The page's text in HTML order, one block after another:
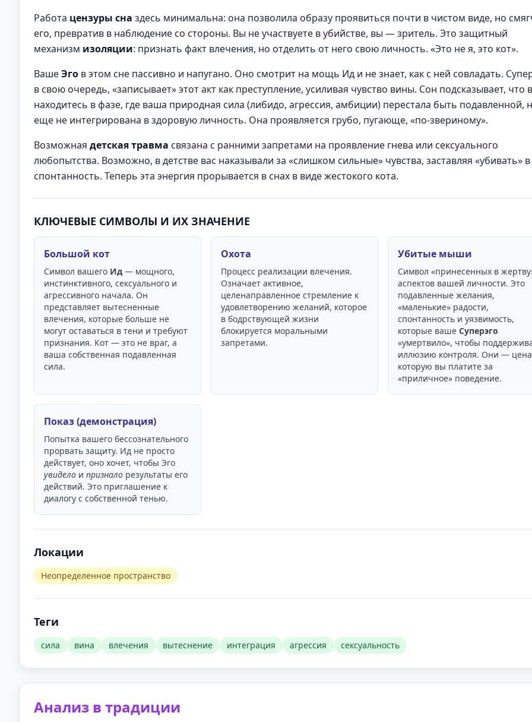
Работа цензуры сна здесь минимальна: она позволила образу проявиться почти в чистом виде, но
его, превратив в наблюдение со стороны. Вы не участвуете в убийстве, вы — зритель. Это защитный
механизм изоляции: признать факт влечения, но отделить от него свою личность. «Это не я, это кот».
ВашеЭго в этом сне пассивно и напугано. Оно смотрит на мощь Ид и не знает, как с ней совладать.
в свою очередь, «записывает» этот акт как преступление, усиливая чувство вины. Сон подсказывает, что
находитесь в фазе, где ваша природная сила (либидо, агрессия, амбиции) перестала быть подавленной,
еще не интегрирована в здоровую личность. Она проявляется грубо, пугающе, «по-звериному».
Возможная детская травма связана с ранними запретами на проявление гнева или сексуального
любопытства. Возможно, в детстве вас наказывали за «слишком сильные» чувства, заставляя «убивать»
спонтанность. Теперь эта энергия прорывается в снах в виде жестокого кота.
КЛЮЧЕВЫЕ СИМВОЛЫ И ИХ ЗНАЧЕНИЕ
Большой кот
Символ вашего Ид — мощного,
инстинктивного, сексуального и
агрессивного начала. Он
представляет вытесненные
влечения, которые больше не
могут оставаться в тени и требуют
признания. Кот — это не враг, а
ваша собственная подавленная
сила.
Охота
Процесс реализации влечения.
Означает активное,
целенаправленное стремление к
удовлетворению желаний, которое
в бодрствующей жизни
блокируется моральными
запретами.
Убитые мыши
Символ «принесенных в
аспектов вашей личности. Это
подавленные желания,
«маленькие» радости,
спонтанность и уязвимость,
которые ваше Суперэго
«умертвило», чтобы
иллюзию контроля. Они —
которую вы платите за
«приличное» поведение.
Показ (демонстрация)
Попытка вашего бессознательного
прорвать защиту. Ид не просто
действует, оно хочет, чтобы Эго
увидело и признало результаты его
действий. Это приглашение к
диалогу с собственной тенью.
Локации
Неопределенное пространство
Теги
сила вина влечения вытеснение интеграция агрессия сексуальность
Анализ в традиции